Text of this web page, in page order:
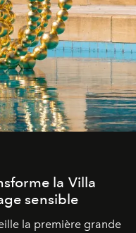
la Villa
sensible
la première grande